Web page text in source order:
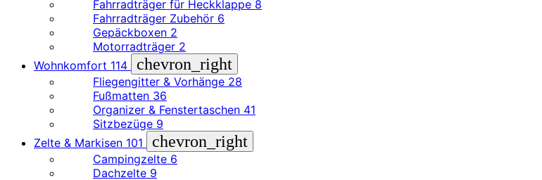
Fahrradträger für Heckklappe 8
Fahrradträger Zubehör 6
Gepäckboxen 2
Motorradträger 2
Wohnkomfort 114 chevron_right
Fliegengitter & Vorhänge 28
Fußmatten 36
Organizer & Fenstertaschen 41
Sitzbezüge 9
Zelte & Markisen 101 chevron_right
Campingzelte 6
Dachzelte 9